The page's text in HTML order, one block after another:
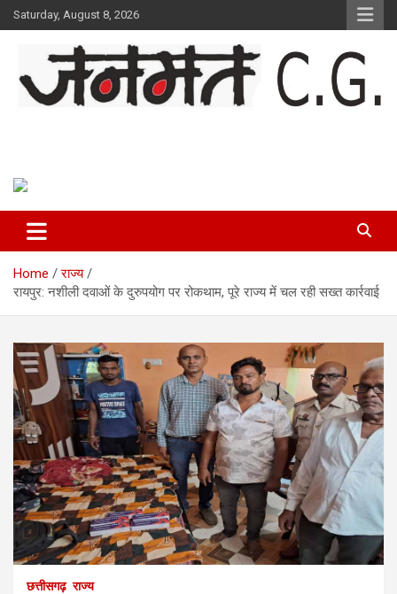
Skip
to
Saturday, August 8, 2026
Home
राज्य
रायपुर: नशीली दवाओं के दुरुपयोग पर रोकथाम, पूरे राज्य में चल रही सख्त कार्रवाई
छत्तीसगढ़ राज्य